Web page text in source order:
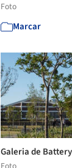
Foto
Marcar
Galeria de